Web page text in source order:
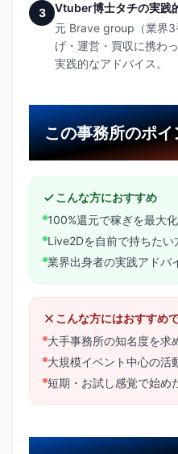
3
Vtuber博士タチの実践
元 Brave group（業界
げ・運営・買収に携わ
実践的なアドバイス。
この事務所のポイ
こんな方におすすめ
100%還元で稼ぎを最大
Live2Dを自前で持ちたい
業界出身者の実践アドバ
こんな方にはおすすめ
大手事務所の知名度を求
大規模イベント中心の活
短期・お試し感覚で始め